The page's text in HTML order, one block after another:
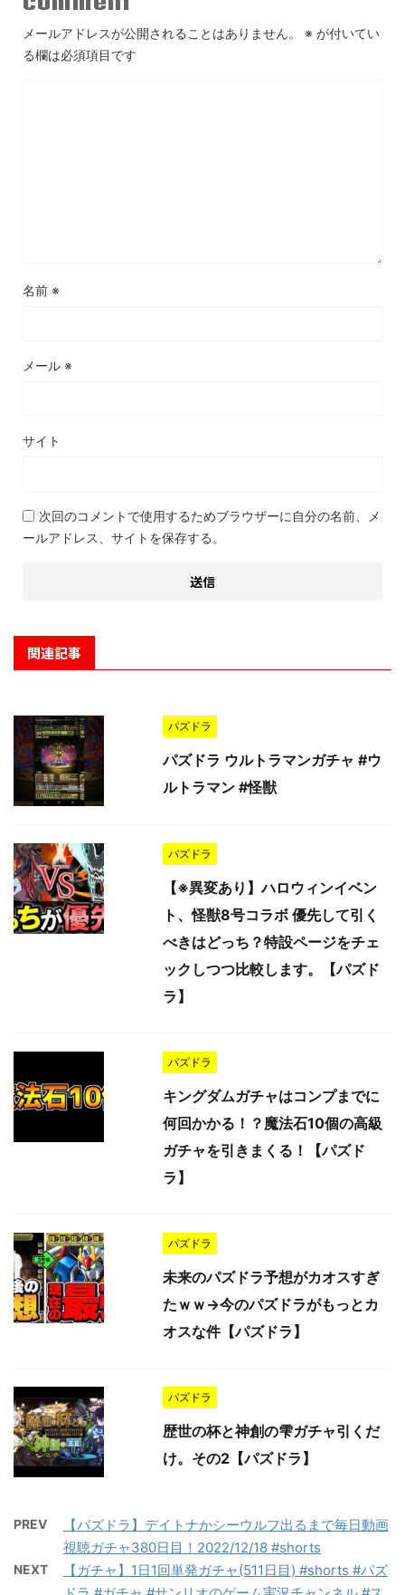
メールアドレスが公開されることはありません。 ※ が付いてい
る欄は必須項目です
名前 ※
メール ※
サイト
次回のコメントで使用するためブラウザーに自分の名前、メ
ールアドレス、サイトを保存する。
関連記事
パズドラ
パズドラ ウルトラマンガチャ #ウ
ルトラマン #怪獣
パズドラ
【※異変あり】ハロウィンイベン
ト、怪獣8号コラボ 優先して引く
べきはどっち？特設ページをチェ
ックしつつ比較します。【パズド
ラ】
パズドラ
キングダムガチャはコンプまでに
何回かかる！？魔法石10個の高級
ガチャを引きまくる！【パズド
ラ】
パズドラ
未来のパズドラ予想がカオスすぎ
たｗｗ→今のパズドラがもっとカ
オスな件【パズドラ】
パズドラ
歴世の杯と神創の雫ガチャ引くだ
け。その2【パズドラ】
PREV
【パズドラ】デイトナかシーウルフ出るまで毎日動画
視聴ガチャ380日目！2022/12/18 #shorts
NEXT
【ガチャ】1日1回単発ガチャ(511日目) #shorts #パズ